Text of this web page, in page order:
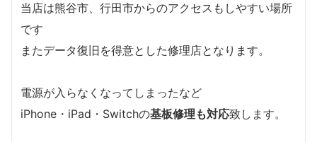
当店は熊谷市、行田市からのアクセスもしやすい場所
です
またデータ復旧を得意とした修理店となります。
電源が入らなくなってしまったなど
iPhone・iPad・Switchの基板修理も対応致します。